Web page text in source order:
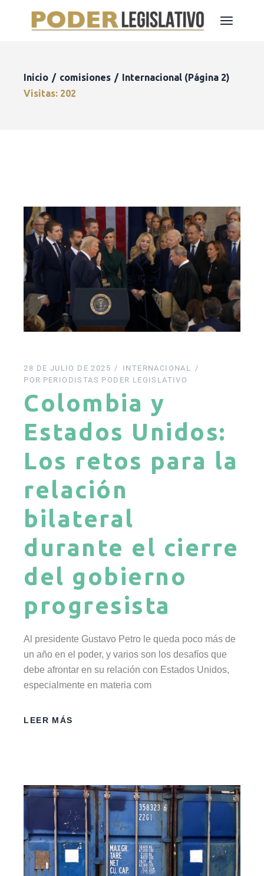
Inicio comisiones Internacional (Página 2)
Visitas: 202
28 DE JULIO DE 2025
INTERNACIONAL
POR PERIODISTAS PODER LEGISLATIVO
Colombia y
Estados Unidos:
Los retos para la
relación
bilateral
durante el cierre
del gobierno
progresista
Al presidente Gustavo Petro le queda poco más de
un año en el poder, y varios son los desafíos que
debe afrontar en su relación con Estados Unidos,
especialmente en materia com
LEER MÁS